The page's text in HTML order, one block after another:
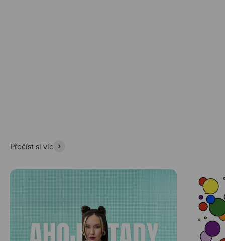
Přečíst si víc